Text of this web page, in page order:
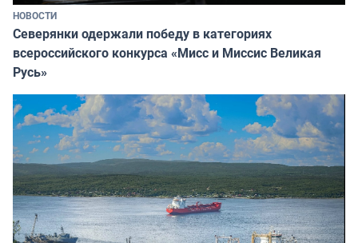
НОВОСТИ
Северянки одержали победу в категориях
всероссийского конкурса «Мисс и Миссис Великая
Русь»